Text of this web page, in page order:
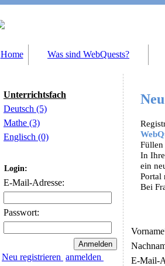
Home Was sind WebQuests?
Unterrichtsfach
Deutsch (5)
Mathe (3)
Englisch (0)
Login:
E-Mail-Adresse:
Passwort:
Neu registrieren anmelden
Füllen
In
ein
Portal
Bei
E-Mail-